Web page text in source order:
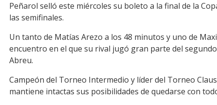
Facebook
Email
Peñarol selló este miércoles su boleto a la final de la
las semifinales.
Un tanto de Matías Arezo a los 48 minutos y uno de
encuentro en el que su rival jugó gran parte del
Abreu.
Campeón del Torneo Intermedio y líder del Torneo
mantiene intactas sus posibilidades de quedarse con